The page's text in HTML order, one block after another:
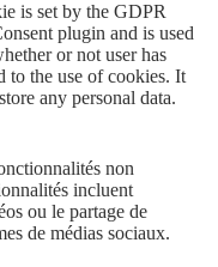
is set by the GDPR
plugin and is used
or not user has
to the use of cookies. It
any personal data.
non
incluent
ou le partage de
de médias sociaux.